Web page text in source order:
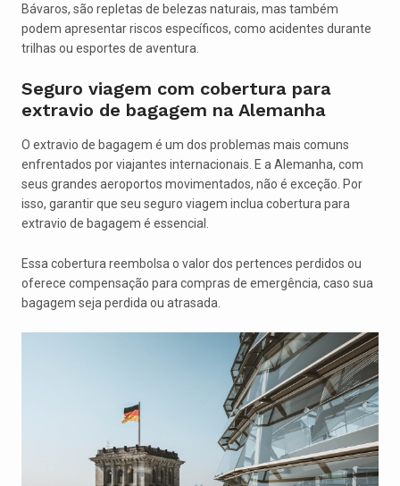
Bávaros, são repletas de belezas naturais, mas também
podem apresentar riscos específicos, como acidentes durante
trilhas ou esportes de aventura.
Seguro viagem com cobertura para
extravio de bagagem na Alemanha
O extravio de bagagem é um dos problemas mais comuns
enfrentados por viajantes internacionais. E a Alemanha, com
seus grandes aeroportos movimentados, não é exceção. Por
isso, garantir que seu seguro viagem inclua cobertura para
extravio de bagagem é essencial.
Essa cobertura reembolsa o valor dos pertences perdidos ou
oferece compensação para compras de emergência, caso sua
bagagem seja perdida ou atrasada.